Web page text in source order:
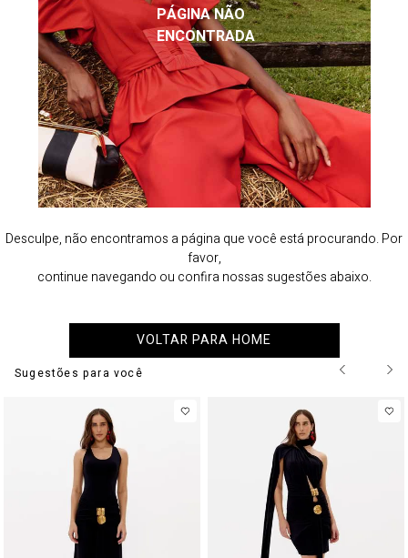
PÁGINA NÃO
ENCONTRADA
Desculpe, não encontramos a página que você está procurando. Por
favor,
continue navegando ou confira nossas sugestões abaixo.
VOLTAR PARA HOME
Sugestões para você